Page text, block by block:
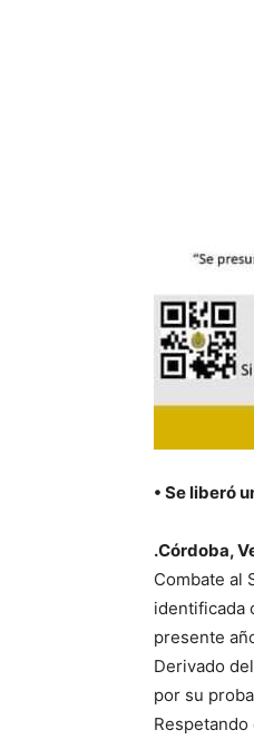
• Se liberó
.Córdoba,
Combate al
identificada
presente
Derivado
por su